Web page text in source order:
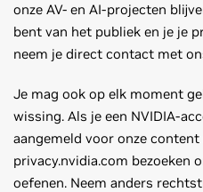
onze AV- en AI-projecten
bent van het publiek en je je
neem je direct contact met
Je mag ook op elk moment
wissing. Als je een NVIDIA-
aangemeld voor onze
privacy.nvidia.com bezoeken
oefenen. Neem anders